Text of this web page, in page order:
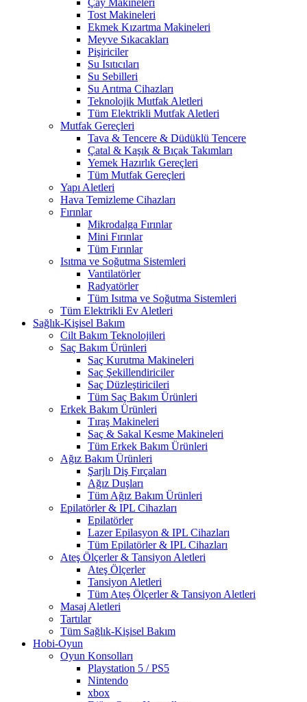
Çay Makineleri
Tost Makineleri
Ekmek Kızartma Makineleri
Meyve Sıkacakları
Pişiriciler
Su Isıtıcıları
Su Sebilleri
Su Arıtma Cihazları
Teknolojik Mutfak Aletleri
Tüm Elektrikli Mutfak Aletleri
Mutfak Gereçleri
Tava & Tencere & Düdüklü Tencere
Çatal & Kaşık & Bıçak Takımları
Yemek Hazırlık Gereçleri
Tüm Mutfak Gereçleri
Yapı Aletleri
Hava Temizleme Cihazları
Fırınlar
Mikrodalga Fırınlar
Mini Fırınlar
Tüm Fırınlar
Isıtma ve Soğutma Sistemleri
Vantilatörler
Radyatörler
Tüm Isıtma ve Soğutma Sistemleri
Tüm Elektrikli Ev Aletleri
Sağlık-Kişisel Bakım
Cilt Bakım Teknolojileri
Saç Bakım Ürünleri
Saç Kurutma Makineleri
Saç Şekillendiriciler
Saç Düzleştiricileri
Tüm Saç Bakım Ürünleri
Erkek Bakım Ürünleri
Tıraş Makineleri
Saç & Sakal Kesme Makineleri
Tüm Erkek Bakım Ürünleri
Ağız Bakım Ürünleri
Şarjlı Diş Fırçaları
Ağız Duşları
Tüm Ağız Bakım Ürünleri
Epilatörler & IPL Cihazları
Epilatörler
Lazer Epilasyon & IPL Cihazları
Tüm Epilatörler & IPL Cihazları
Ateş Ölçerler & Tansiyon Aletleri
Ateş Ölçerler
Tansiyon Aletleri
Tüm Ateş Ölçerler & Tansiyon Aletleri
Masaj Aletleri
Tartılar
Tüm Sağlık-Kişisel Bakım
Hobi-Oyun
Oyun Konsolları
Playstation 5 / PS5
Nintendo
xbox